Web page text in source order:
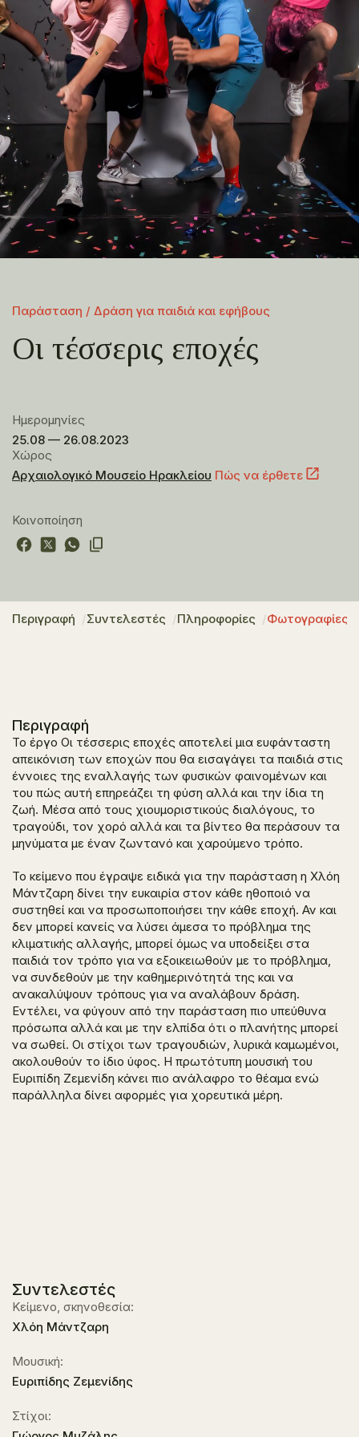
Παράσταση / Δράση για παιδιά και εφήβους
Οι τέσσερις εποχές
Ημερομηνίες
25.08 — 26.08.2023
Χώρος
Αρχαιολογικό Μουσείο Ηρακλείου Πώς να έρθετε
Κοινοποίηση
Περιγραφή Συντελεστές Πληροφορίες Φωτογραφίες
Περιγραφή
Το έργο Οι τέσσερις εποχές αποτελεί μια ευφάνταστη
απεικόνιση των εποχών που θα εισαγάγει τα παιδιά στις
έννοιες της εναλλαγής των φυσικών φαινομένων και
του πώς αυτή επηρεάζει τη φύση αλλά και την ίδια τη
ζωή. Μέσα από τους χιουμοριστικούς διαλόγους, το
τραγούδι, τον χορό αλλά και τα βίντεο θα περάσουν τα
μηνύματα με έναν ζωντανό και χαρούμενο τρόπο.
Το κείμενο που έγραψε ειδικά για την παράσταση η Χλόη
Μάντζαρη δίνει την ευκαιρία στον κάθε ηθοποιό να
συστηθεί και να προσωποποιήσει την κάθε εποχή. Αν και
δεν μπορεί κανείς να λύσει άμεσα το πρόβλημα της
κλιματικής αλλαγής, μπορεί όμως να υποδείξει στα
παιδιά τον τρόπο για να εξοικειωθούν με το πρόβλημα,
να συνδεθούν με την καθημερινότητά της και να
ανακαλύψουν τρόπους για να αναλάβουν δράση.
Εντέλει, να φύγουν από την παράσταση πιο υπεύθυνα
πρόσωπα αλλά και με την ελπίδα ότι ο πλανήτης μπορεί
να σωθεί. Οι στίχοι των τραγουδιών, λυρικά καμωμένοι,
ακολουθούν το ίδιο ύφος. Η πρωτότυπη μουσική του
Ευριπίδη Ζεμενίδη κάνει πιο ανάλαφρο το θέαμα ενώ
παράλληλα δίνει αφορμές για χορευτικά μέρη.
Συντελεστές
Κείμενο, σκηνοθεσία:
Χλόη Μάντζαρη
Μουσική:
Ευριπίδης Ζεμενίδης
Στίχοι: